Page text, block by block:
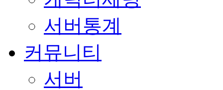
서버통계
커뮤니티
서버